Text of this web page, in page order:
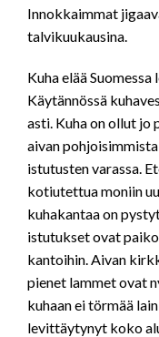
Innokkaimmat
talvikuukausina.
Kuha elää
Käytännössä
asti. Kuha on ollut jo
aivan
istutusten varassa.
kotiutettua moniin
kuhakantaa on
istutukset ovat
kantoihin. Aivan
pienet lammet ovat
kuhaan ei törmää
levittäytynyt koko